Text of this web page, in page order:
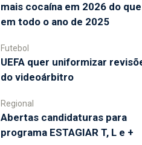
mais cocaína em 2026 do que
em todo o ano de 2025
Futebol
UEFA quer uniformizar
do videoárbitro
Regional
Abertas candidaturas para
programa ESTAGIAR T, L e +